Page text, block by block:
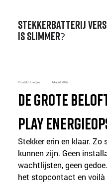
Stekkerbatterij
is slimmer?
Plus Min Energie 14 april 2026
De grote
play
Stekker erin en klaar. Zo
kunnen zijn. Geen
wachtlijsten, geen
het stopcontact en voilà